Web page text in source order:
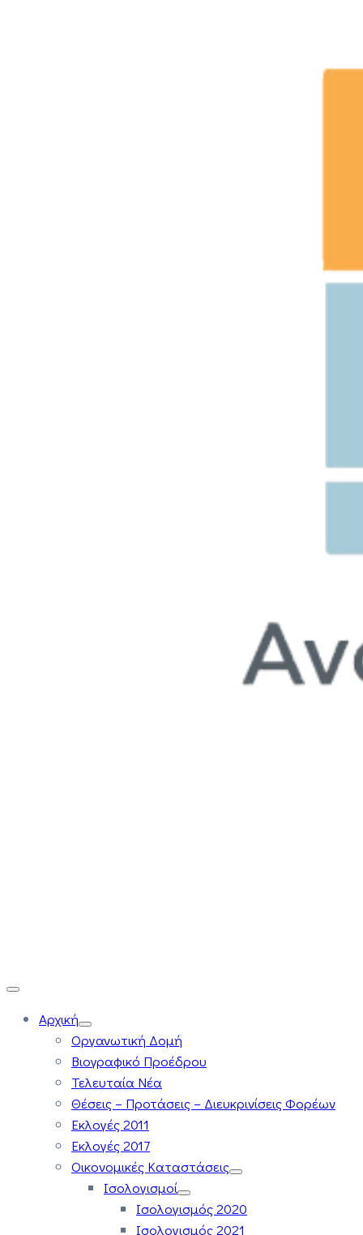
Αρχική
Οργανωτική Δομή
Βιογραφικό Προέδρου
Τελευταία Νέα
Θέσεις – Προτάσεις – Διευκρινίσεις Φορέων
Εκλογές 2011
Εκλογές 2017
Οικονομικές Καταστάσεις
Ισολογισμοί
Ισολογισμός 2020
Ισολογισμός 2021